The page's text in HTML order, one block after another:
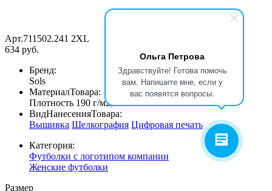
Ольга Петрова
Здравствуйте! Готова помочь
вам. Напишите мне, если у
вас появятся вопросы.
Арт.711502.241 2XL
634 руб.
Бренд:
Sols
МатериалТовара:
Плотность 190 г/м2, Хлопок 100%
ВидНанесенияТовара:
Вышивка Шелкография Цифровая печать
Категория:
Футболки с логотипом компании
Женские футболки
Размер